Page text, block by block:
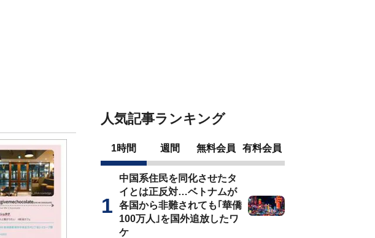
人気記事ランキング
1時間 週間 無料会員 有料会員
中国系住民を同化させたタ
イとは正反対…ベトナムが
各国から非難されても｢華僑
100万人｣を国外追放したワ
ケ